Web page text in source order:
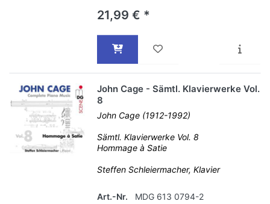
21,99 € *
John Cage - Sämtl. Klavierwerke Vol.
8
John Cage (1912-1992)
Sämtl. Klavierwerke Vol. 8
Hommage à Satie
Steffen Schleiermacher, Klavier
Art.-Nr. MDG 613 0794-2